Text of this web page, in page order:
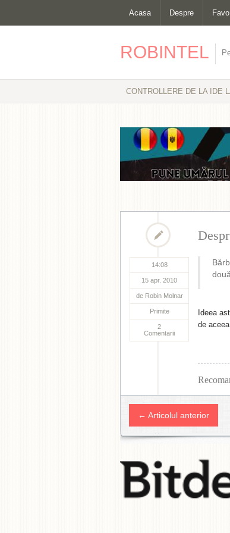
Acasa Despre
ROBINTEL
CONTROLLERE DE LA IDE
14:08
15 apr. 2010
de Robin Molnar
Primite
2
Comentarii
Ideea
de
← Articolul anterior